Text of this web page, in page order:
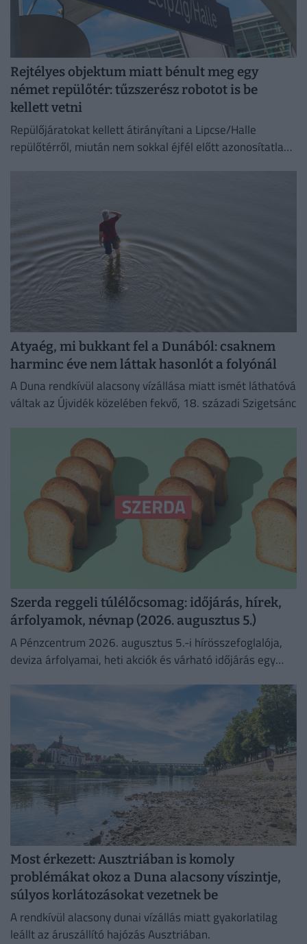
Rejtélyes objektum miatt bénult meg egy
német repülőtér: tűzszerész robotot is be
kellett vetni
Repülőjáratokat kellett átirányítani a Lipcse/Halle
repülőtérről, miután nem sokkal éjfél előtt azonosítatlan
Atyaég, mi bukkant fel a Dunából: csaknem
harminc éve nem láttak hasonlót a folyónál
A Duna rendkívül alacsony vízállása miatt ismét láthatóvá
váltak az Újvidék közelében fekvő, 18. századi Szigetsánc
Szerda reggeli túlélőcsomag: időjárás, hírek,
árfolyamok, névnap (2026. augusztus 5.)
A Pénzcentrum 2026. augusztus 5.-i hírösszefoglalója,
deviza árfolyamai, heti akciók és várható időjárás egy
Most érkezett: Ausztriában is komoly
problémákat okoz a Duna alacsony víszintje,
súlyos korlátozásokat vezetnek be
A rendkívül alacsony dunai vízállás miatt gyakorlatilag
leállt az áruszállító hajózás Ausztriában.